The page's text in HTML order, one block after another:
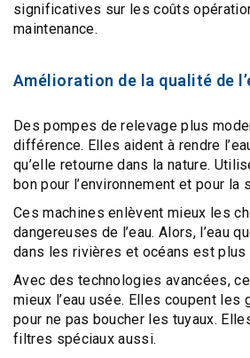
significatives sur les coûts
maintenance.
Amélioration de la qualité de
Despompes de relevage plus
différence. Elles aident à rendre l’
qu’elle retourne dans la nature.
bon pour l’environnement et pour la
Ces machines enlèvent mieux les
dangereuses de l’eau. Alors, l’eau
dans les rivières et océans est plus
Avec des technologies avancées,
mieux l’eau usée. Elles coupent les
pour ne pas boucher les tuyaux.
filtres spéciaux aussi.